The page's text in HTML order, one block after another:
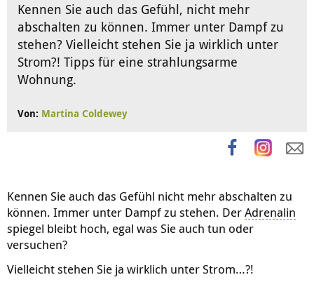
Kennen Sie auch das Gefühl, nicht mehr
abschalten zu können. Immer unter Dampf zu
stehen? Vielleicht stehen Sie ja wirklich unter
Strom?! Tipps für eine strahlungsarme
Wohnung.
Von: Martina Coldewey
Kennen Sie auch das Gefühl nicht mehr abschalten zu
können. Immer unter Dampf zu stehen. DerAdrenalin
spiegel bleibt hoch, egal was Sie auch tun oder
versuchen?
Vielleicht stehen Sie ja wirklich unter Strom…?!